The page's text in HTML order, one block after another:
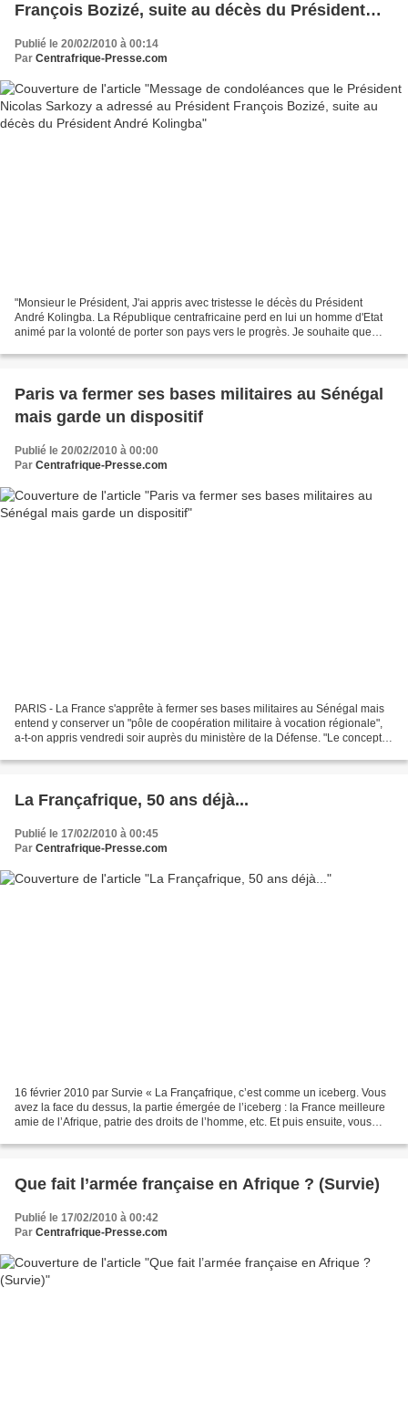
François Bozizé, suite au décès du Président
André Kolingba
Publié le 20/02/2010 à 00:14
Par Centrafrique-Presse.com
"Monsieur le Président, J'ai appris avec tristesse le décès du Président
André Kolingba. La République centrafricaine perd en lui un homme d'Etat
animé par la volonté de porter son pays vers le progrès. Je souhaite que
Paris va fermer ses bases militaires au Sénégal
mais garde un dispositif
Publié le 20/02/2010 à 00:00
Par Centrafrique-Presse.com
PARIS - La France s'apprête à fermer ses bases militaires au Sénégal mais
entend y conserver un "pôle de coopération militaire à vocation régionale",
a-t-on appris vendredi soir auprès du ministère de la Défense. "Le concept
La Françafrique, 50 ans déjà...
Publié le 17/02/2010 à 00:45
Par Centrafrique-Presse.com
16 février 2010 par Survie « La Françafrique, c’est comme un iceberg. Vous
avez la face du dessus, la partie émergée de l’iceberg : la France meilleure
amie de l’Afrique, patrie des droits de l’homme, etc. Et puis ensuite, vous
Que fait l’armée française en Afrique ? (Survie)
Publié le 17/02/2010 à 00:42
Par Centrafrique-Presse.com